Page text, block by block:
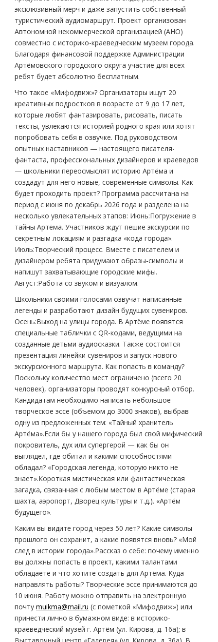
эксклюзивный мерч и даже запустить собственный
туристический аудиомаршрут. Проект организован
Автономной некоммерческой организацией (АНО)
совместно с историко-краеведческим музеем города.
Благодаря финансовой поддержке Администрации
Артёмовского городского округа участие для всех
ребят будет абсолютно бесплатным.
Что такое «Мифодвиж»? Организаторы ищут 20
креативных подростков в возрасте от 9 до 17 лет,
которые любят фантазировать, рисовать, писать
тексты, увлекаются историей родного края или хотят
попробовать себя в озвучке. Под руководством
опытных наставников — настоящего писателя-
фантаста, профессиональных дизайнеров и краеведов
— школьники переосмыслят историю Артёма и
создадут для него новые, современные символы. Как
будет проходить проект? Программа рассчитана на
период с июня по декабрь 2026 года и разделена на
несколько увлекательных этапов: Июнь:Погружение в
тайны Артёма. Участников ждут пешие экскурсии по
секретным локациям и разгадка «кода города».
Июль:Творческий процесс. Вместе с писателем и
дизайнером ребята придумают образы-символы и
напишут захватывающие городские мифы.
Август:Работа со звуком и визуалом.
Школьники своими голосами озвучат написанные
легенды и разработают дизайн будущих сувениров.
Осень:Выход на улицы города. В Артёме появятся
специальные таблички с QR-кодами, ведущими на
созданные детьми аудиосказки. Также состоится
презентация линейки сувениров и запуск нового
экскурсионного маршрута. Как попасть в команду?
Поскольку количество мест ограничено (всего 20
человек), организаторы проводят конкурсный отбор.
Кандидатам необходимо написать небольшое
творческое эссе (объемом до 3000 знаков), выбрав
одну из предложенных тем: «Тайный хранитель
Артёма».Если бы у нашего города был свой мифический
покровитель, дух или супергерой — как бы он
выглядел, где обитал и какими способностями
обладал? «Городская легенда, которую никто не
знает».Короткая мистическая или фантастическая
загадка, связанная с любым местом в Артёме (старая
шахта, аэропорт, Дворец культуры и т.д.). «Артём
будущего».
Каким вы видите город через 50 лет? Какие символы
прошлого он сохранит, а какие появятся вновь? «Мой
след в истории города».Рассказ о себе: почему именно
вы должны попасть в проект, какими талантами
обладаете и что хотите создать для Артёма. Куда
направлять работы? Творческие эссе принимаются до
10 июня. Работу можно отправить на электронную
почту muikma@mail.ru (с пометкой «Мифодвиж») или
принести лично в бумажном виде: в историко-
краеведческий музей г. Артём (ул. Кирова, д. 16а); в